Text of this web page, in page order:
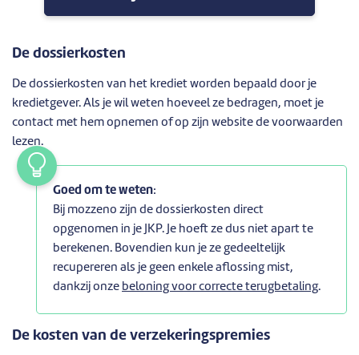
De dossierkosten
De dossierkosten van het krediet worden bepaald door je
kredietgever. Als je wil weten hoeveel ze bedragen, moet je
contact met hem opnemen of op zijn website de voorwaarden
lezen.
Goed om te weten:
Bij mozzeno zijn de dossierkosten direct
opgenomen in je JKP. Je hoeft ze dus niet apart te
berekenen. Bovendien kun je ze gedeeltelijk
recupereren als je geen enkele aflossing mist,
dankzij onze beloning voor correcte terugbetaling.
De kosten van de verzekeringspremies